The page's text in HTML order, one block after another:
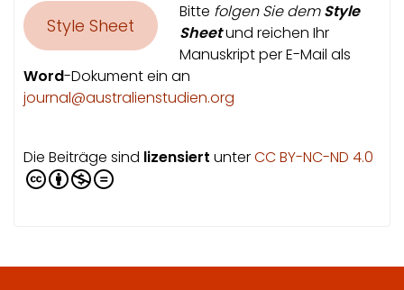
Style Sheet
Bitte folgen Sie demStyle
Sheetund reichen Ihr
Manuskript per E-Mail als
Word-Dokument ein an
journal@australienstudien.org
Die Beiträge sind lizensiert unterCC BY-NC-ND 4.0